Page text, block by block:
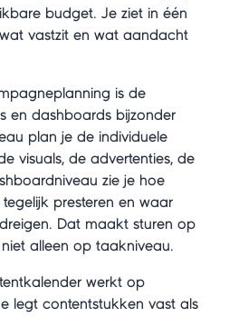
budget. Je ziet in één
vastzit en wat aandacht
is de
en dashboards bijzonder
plan je de individuele
visuals, de advertenties, de
zie je hoe
presteren en waar
Dat maakt sturen op
alleen op taakniveau.
werkt op
legt contentstukken vast als